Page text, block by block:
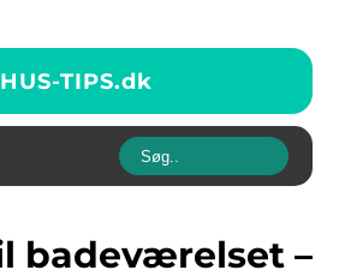
HUS-TIPS.dk